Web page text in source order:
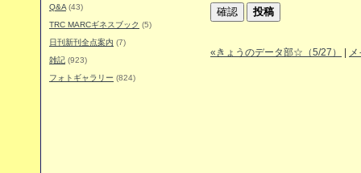
Q&A (43)
TRC MARCギネスブック (5)
日刊新刊全点案内 (7)
雑記 (923)
フォトギャラリー (824)
«きょうのデータ部☆（5/27）